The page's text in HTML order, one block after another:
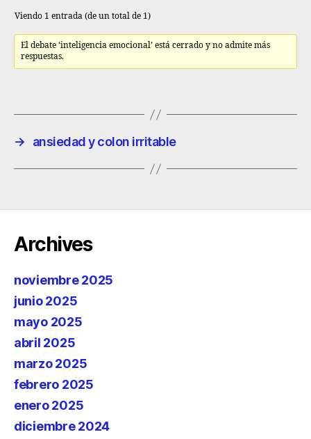
Viendo 1 entrada (de un total de 1)
El debate ‘inteligencia emocional’ está cerrado y no admite más
respuestas.
→ ansiedad y colon irritable
Archives
noviembre 2025
junio 2025
mayo 2025
abril 2025
marzo 2025
febrero 2025
enero 2025
diciembre 2024